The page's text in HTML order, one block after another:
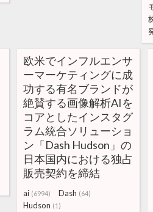
欧米でインフルエンサ
ーマーケティングに成
功する有名ブランドが
絶賛する画像解析AIを
コアとしたインスタグ
ラム統合ソリューショ
ン「Dash Hudson」の
日本国内における独占
販売契約を締結
ai (6994) Dash (64)
Hudson (1)